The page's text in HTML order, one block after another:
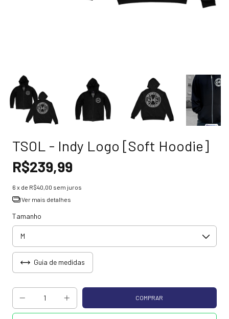
TSOL - Indy Logo [Soft Hoodie]
R$239,99
6 x de R$40,00 sem juros
Ver mais detalhes
Tamanho
Guia de medidas